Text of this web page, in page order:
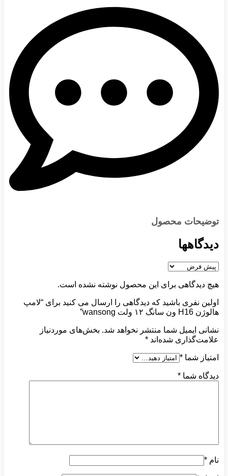
توضیحات محصول
دیدگاهها
هیچ دیدگاهی برای این محصول نوشته نشده است.
اولین نفری باشید که دیدگاهی را ارسال می کنید برای “لامپ
هالوژن H16 ون سانگ ۱۲ ولت wansong”
نشانی ایمیل شما منتشر نخواهد شد. بخش‌های موردنیاز
علامت‌گذاری شده‌اند *
امتیاز شما *
دیدگاه شما *
نام *